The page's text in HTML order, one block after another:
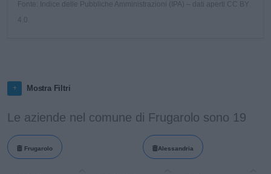
Fonte: Indice delle Pubbliche Amministrazioni (IPA) – dati aperti CC BY
Mostra Filtri
Le aziende nel comune di Frugarolo sono 19
Frugarolo Alessandria